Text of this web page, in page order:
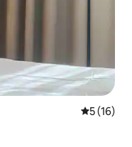
5 de uma
5 (16)